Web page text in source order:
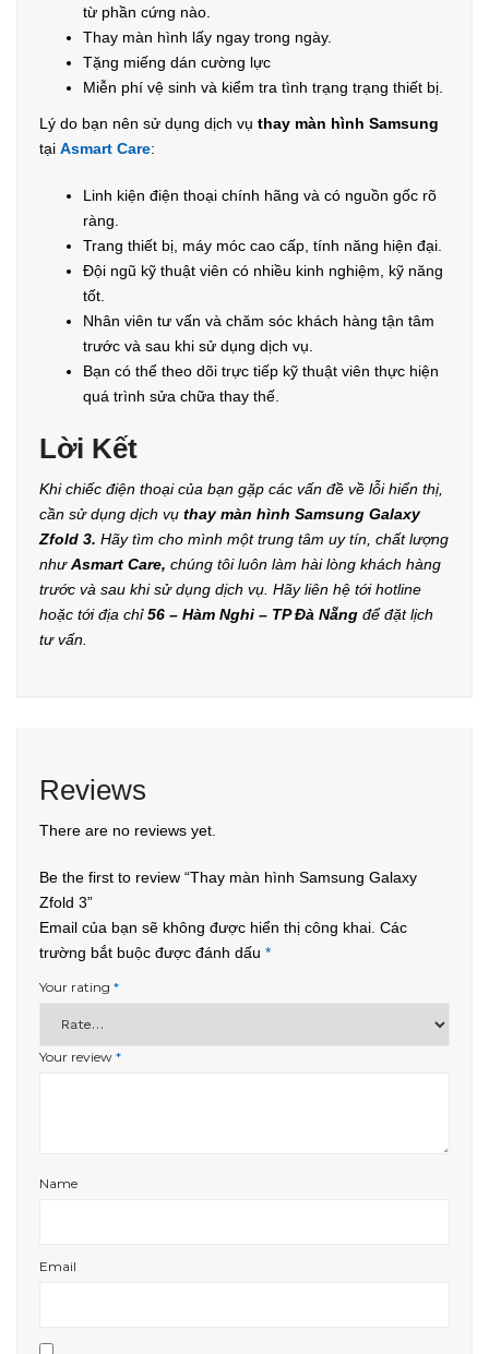
từ phần cứng nào.
Thay màn hình lấy ngay trong ngày.
Tặng miếng dán cường lực
Miễn phí vệ sinh và kiểm tra tình trạng trạng thiết bị.
Lý do bạn nên sử dụng dịch vụ thay màn hình Samsung
tại Asmart Care:
Linh kiện điện thoại chính hãng và có nguồn gốc rõ
ràng.
Trang thiết bị, máy móc cao cấp, tính năng hiện đại.
Đội ngũ kỹ thuật viên có nhiều kinh nghiệm, kỹ năng
tốt.
Nhân viên tư vấn và chăm sóc khách hàng tận tâm
trước và sau khi sử dụng dịch vụ.
Bạn có thể theo dõi trực tiếp kỹ thuật viên thực hiện
quá trình sửa chữa thay thế.
Lời Kết
Khi chiếc điện thoại của bạn gặp các vấn đề về lỗi hiển thị,
cần sử dụng dịch vụ thay màn hình Samsung Galaxy
Zfold 3. Hãy tìm cho mình một trung tâm uy tín, chất lượng
nhưAsmart Care, chúng tôi luôn làm hài lòng khách hàng
trước và sau khi sử dụng dịch vụ. Hãy liên hệ tới hotline
hoặc tới địa chỉ56 – Hàm Nghi – TP Đà Nẵng để đặt lịch
tư vấn.
Reviews
There are no reviews yet.
Be the first to review “Thay màn hình Samsung Galaxy
Zfold 3”
Email của bạn sẽ không được hiển thị công khai. Các
trường bắt buộc được đánh dấu *
Your rating *
Your review *
Name
Email